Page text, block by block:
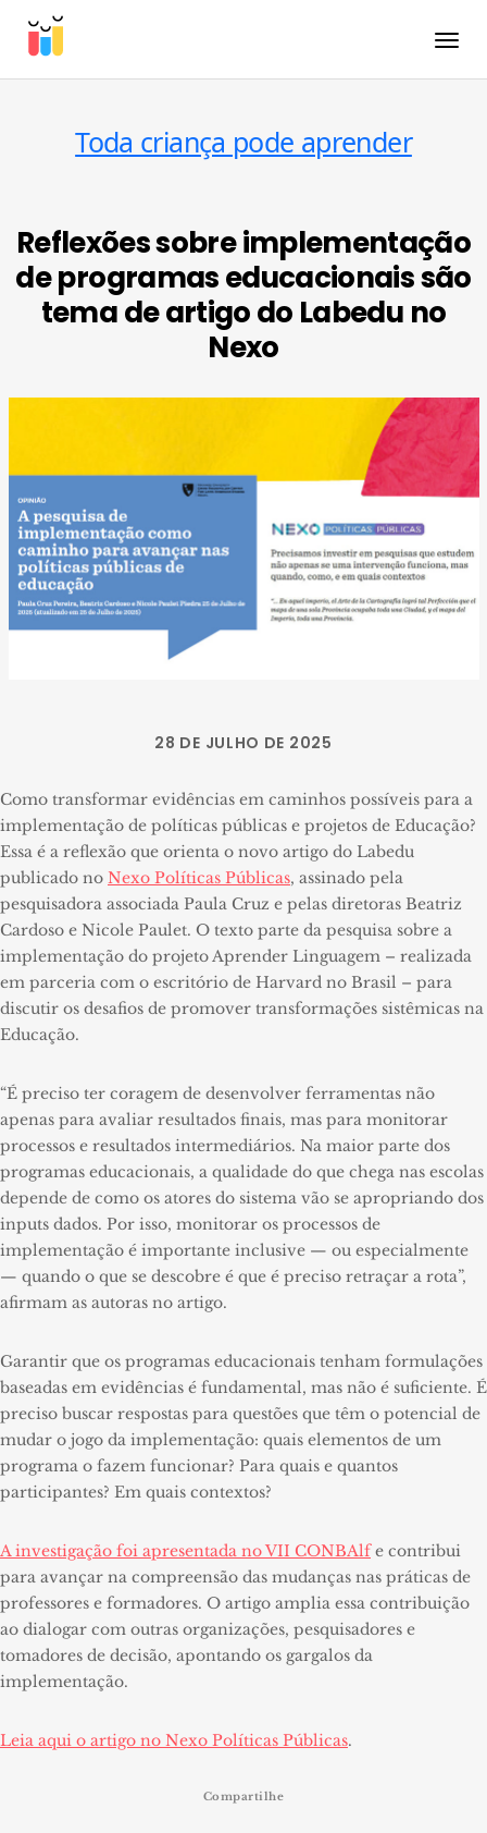
Toda criança pode aprender
Reflexões sobre implementação
de programas educacionais são
tema de artigo do Labedu no
Nexo
28 DE JULHO DE 2025
Como transformar evidências em caminhos possíveis para a
implementação de políticas públicas e projetos de Educação?
Essa é a reflexão que orienta o novo artigo do Labedu
publicado no Nexo Políticas Públicas, assinado pela
pesquisadora associada Paula Cruz e pelas diretoras Beatriz
Cardoso e Nicole Paulet. O texto parte da pesquisa sobre a
implementação do projeto Aprender Linguagem – realizada
em parceria com o escritório de Harvard no Brasil – para
discutir os desafios de promover transformações sistêmicas na
Educação.
“É preciso ter coragem de desenvolver ferramentas não
apenas para avaliar resultados finais, mas para monitorar
processos e resultados intermediários. Na maior parte dos
programas educacionais, a qualidade do que chega nas escolas
depende de como os atores do sistema vão se apropriando dos
inputs dados. Por isso, monitorar os processos de
implementação é importante inclusive — ou especialmente
— quando o que se descobre é que é preciso retraçar a rota”,
afirmam as autoras no artigo.
Garantir que os programas educacionais tenham formulações
baseadas em evidências é fundamental, mas não é suficiente. É
preciso buscar respostas para questões que têm o potencial de
mudar o jogo da implementação: quais elementos de um
programa o fazem funcionar? Para quais e quantos
participantes? Em quais contextos?
A investigação foi apresentada no VII CONBAlfe contribui
para avançar na compreensão das mudanças nas práticas de
professores e formadores. O artigo amplia essa contribuição
ao dialogar com outras organizações, pesquisadores e
tomadores de decisão, apontando os gargalos da
implementação.
Leia aqui o artigo no Nexo Políticas Públicas.
Compartilhe